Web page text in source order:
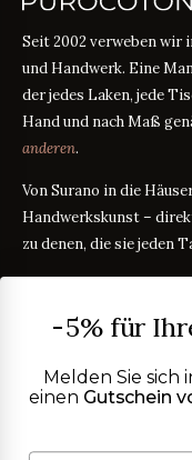
Seit 2002 verweben wir
und Handwerk. Eine
der jedes Laken, jede
Hand und nach Maß
anderen.
Von Surano in die
Handwerkskunst –
zu denen, die sie jeden
PRODUKTE
Tischwäsche
Badtextilien
Maßanleitung
Wer wir sind
-5% für
Melden Sie sich
einen Gutschein